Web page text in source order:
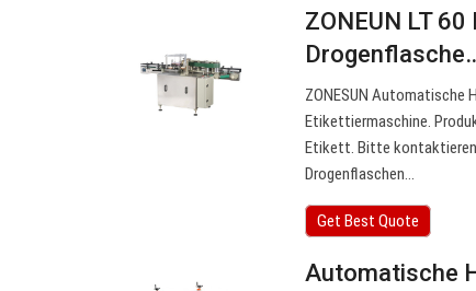
ZONEUN LT
ZONESUN Automatische
Etikettiermaschine.
Etikett. Bitte
Drogenflaschen…
Get Best Quote
Automatische